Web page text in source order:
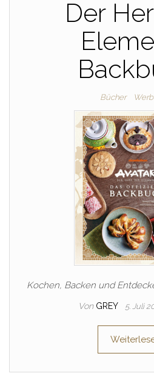
Der
Bücher
Kochen, Backen und
Von GREY 5. Juli